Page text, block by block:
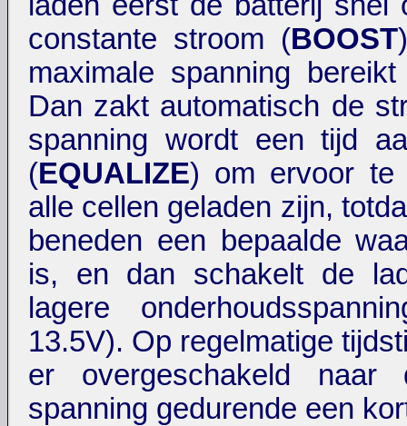
constante stroom (BOOST
maximale spanning
Dan zakt automatisch de
spanning wordt een tijd
(EQUALIZE) om ervoor te
alle cellen geladen zijn,
beneden een bepaalde
is, en dan schakelt de
lagere
13.5V). Op regelmatige
er overgeschakeld naar
spanning gedurende een